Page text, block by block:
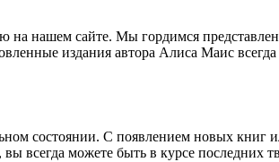
нашем сайте. Мы гордимся
издания автора Алиса Маис
состоянии. С появлением новых книг
всегда можете быть в курсе последних